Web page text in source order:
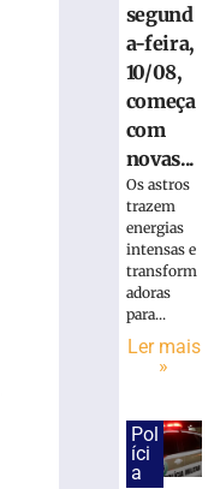
mais
Retiradas
poupança
superam
depósitos
7,15
bilhões
agosto
segund
a-feira,
10/08,
começa
com
novas...
Os astros
trazem
energias
intensas e
transform
adoras
para...
Ler mais
»
Pol
íci
a